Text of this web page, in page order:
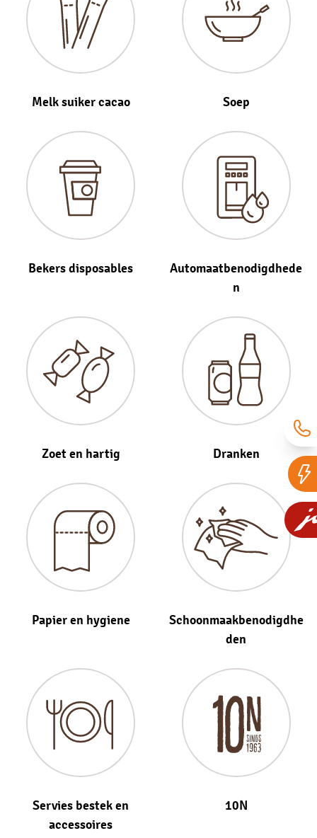
Melk suiker cacao Soep
Bekers disposables
Automaatbenodigdhede
n
Zoet en hartig Dranken
Papier en hygiene
Schoonmaakbenodigdhe
den
Servies bestek en
accessoires
10N